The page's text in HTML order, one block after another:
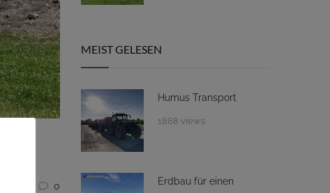
0
MEIST GELESEN
Humus Transport
1868 views
Erdbau für einen